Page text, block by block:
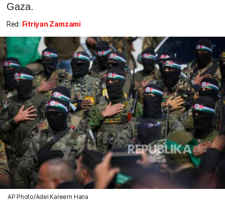
Gaza.
Red: Fitriyan Zamzami
AP Photo/Adel Kareem Hana